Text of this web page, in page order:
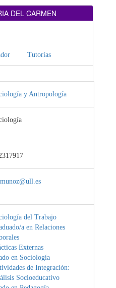
DEL CARMEN
Tutorías
y Antropología
del Trabajo
a en Relaciones
Externas
en Sociología
de Integración:
Socioeducativo